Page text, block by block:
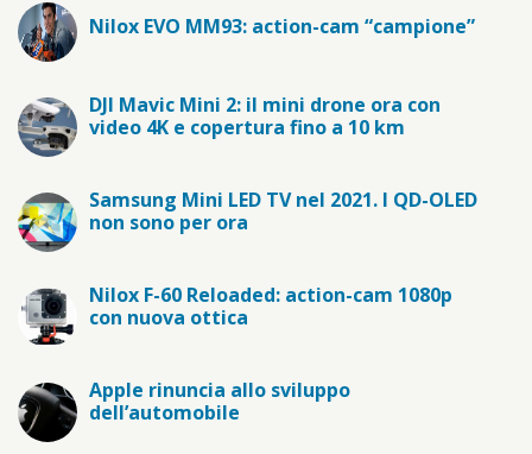
Nilox EVO MM93: action-cam “campione”
DJI Mavic Mini 2: il mini drone ora con
video 4K e copertura fino a 10 km
Samsung Mini LED TV nel 2021. I QD-OLED
non sono per ora
Nilox F-60 Reloaded: action-cam 1080p
con nuova ottica
Apple rinuncia allo sviluppo
dell’automobile